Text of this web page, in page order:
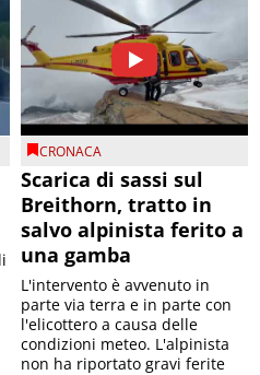
CRONACA
Scarica di sassi sul
Breithorn, tratto in
salvo alpinista ferito a
una gamba
L'intervento è avvenuto in
parte via terra e in parte con
l'elicottero a causa delle
condizioni meteo. L'alpinista
non ha riportato gravi ferite